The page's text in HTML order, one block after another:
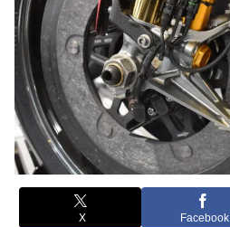
X Facebook